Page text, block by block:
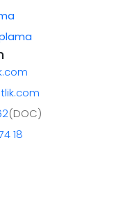
(DOC)
18